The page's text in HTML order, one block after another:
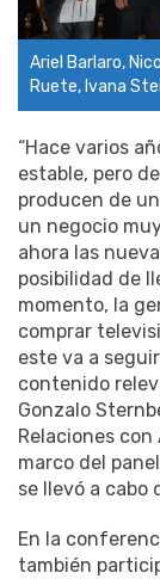
Ariel Barlaro,
Ruete, Ivana
“Hace varios
estable, pero
producen de
un negocio
ahora las
posibilidad de
momento, la
comprar
este va a
contenido
Gonzalo
Relaciones con
marco del
se llevó a cabo
En la
también